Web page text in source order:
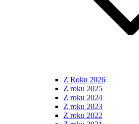
Z Roku 2026
Z roku 2025
Z roku 2024
Z roku 2023
Z roku 2022